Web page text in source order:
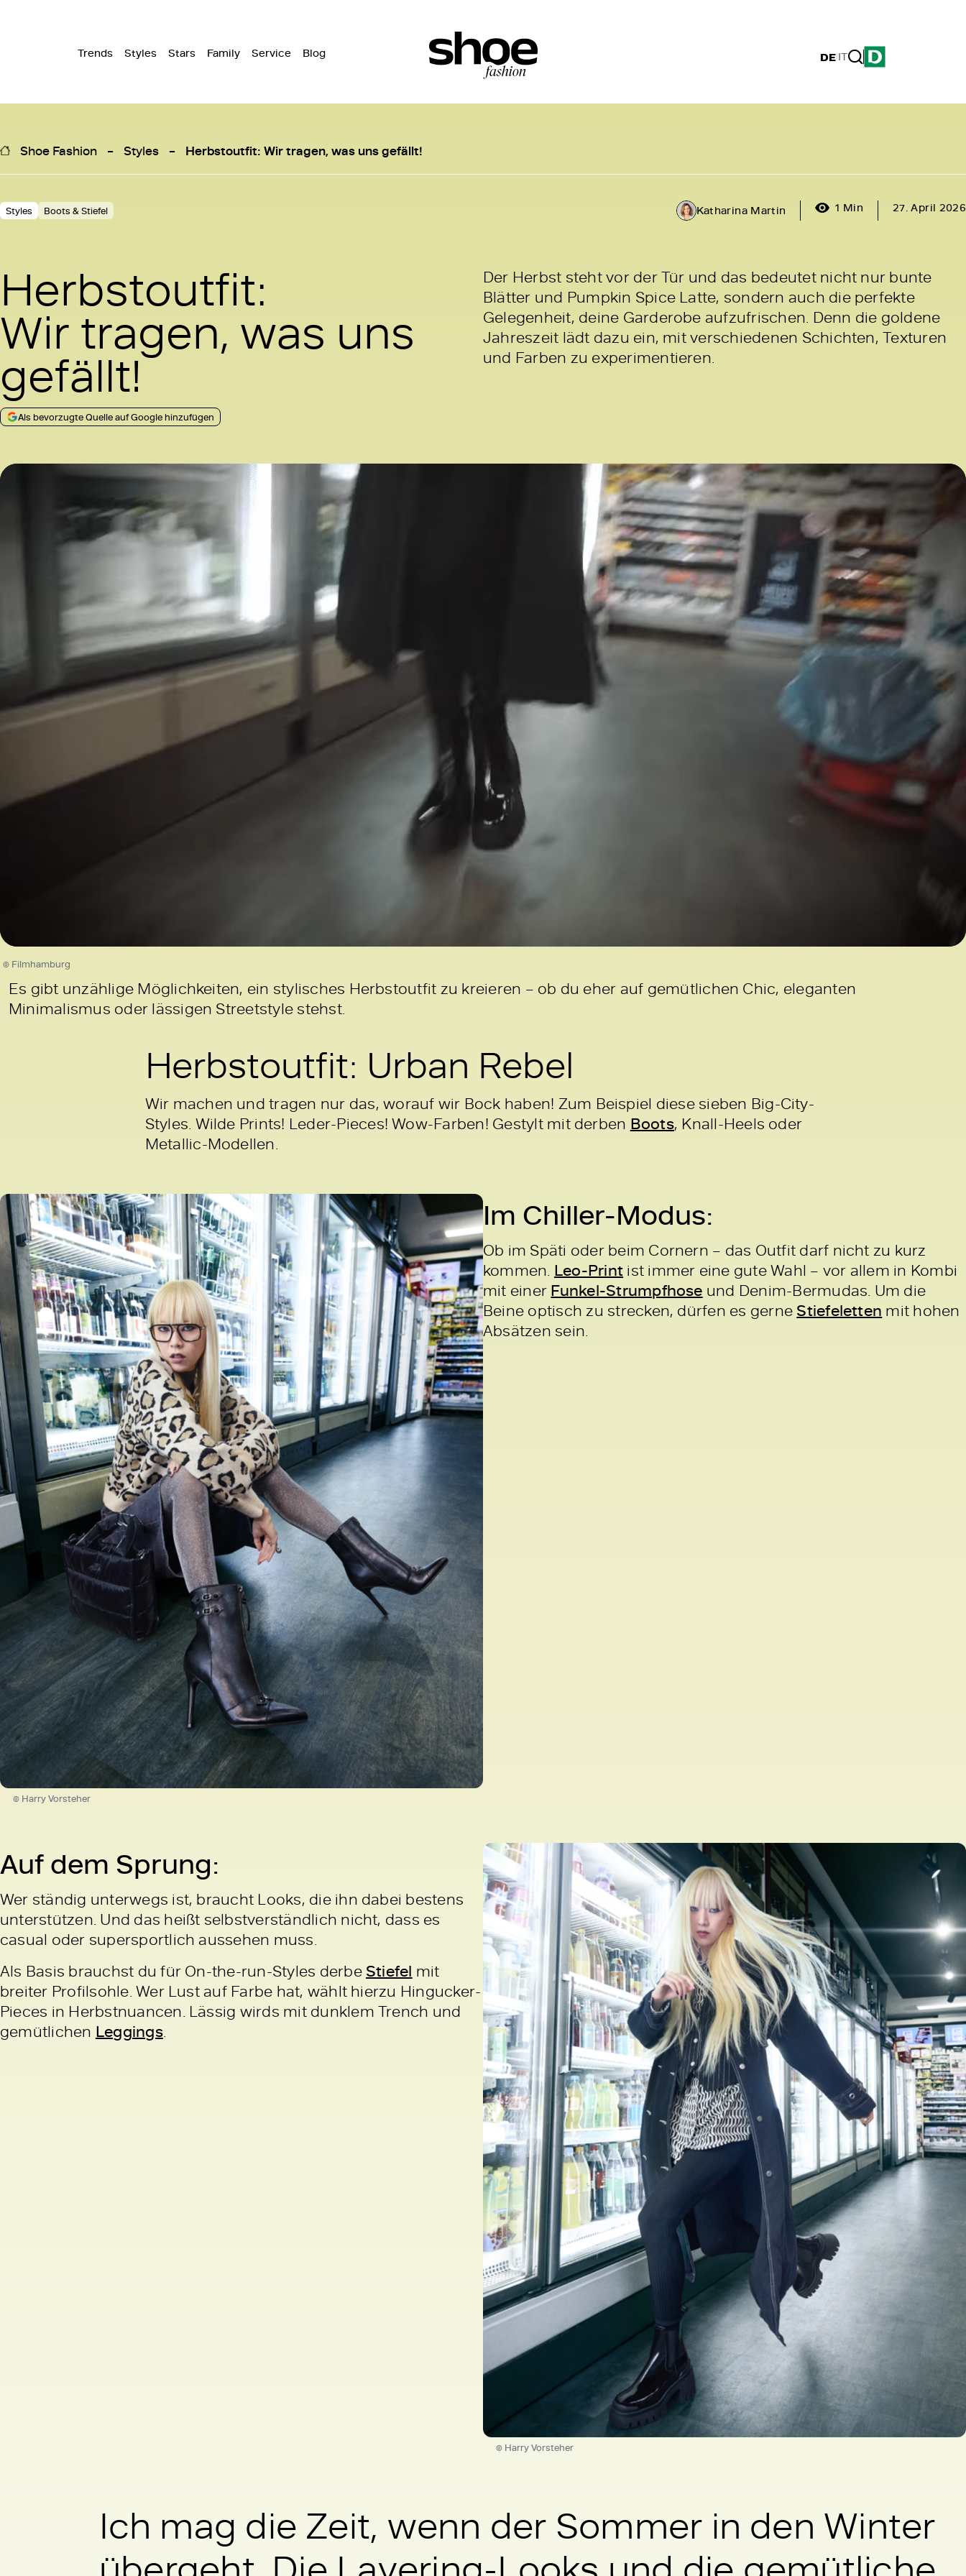
Trends Styles Stars Family Service Blog DE|IT
Shoe Fashion Styles Herbstoutfit: Wir tragen, was uns gefällt!
Styles Boots & Stiefel Katharina Martin 1 Min 27. April 2026
Herbstoutfit:
Wir tragen, was uns
gefällt!
Als bevorzugte Quelle auf Google hinzufügen
Der Herbst steht vor der Tür und das bedeutet nicht nur bunte
Blätter und Pumpkin Spice Latte, sondern auch die perfekte
Gelegenheit, deine Garderobe aufzufrischen. Denn die goldene
Jahreszeit lädt dazu ein, mit verschiedenen Schichten, Texturen
und Farben zu experimentieren.
© Filmhamburg
Es gibt unzählige Möglichkeiten, ein stylisches Herbstoutfit zu kreieren – ob du eher auf gemütlichen Chic, eleganten
Minimalismus oder lässigen Streetstyle stehst.
Herbstoutfit: Urban Rebel
Wir machen und tragen nur das, worauf wir Bock haben! Zum Beispiel diese sieben Big-City-
Styles. Wilde Prints! Leder-Pieces! Wow-Farben! Gestylt mit derben Boots, Knall-Heels oder
Metallic-Modellen.
© Harry Vorsteher
Im Chiller-Modus:
Ob im Späti oder beim Cornern – das Outfit darf nicht zu kurz
kommen. Leo-Print ist immer eine gute Wahl – vor allem in Kombi
mit einer Funkel-Strumpfhose und Denim-Bermudas. Um die
Beine optisch zu strecken, dürfen es gerne Stiefeletten mit hohen
Absätzen sein.
© Harry Vorsteher
Auf dem Sprung:
Wer ständig unterwegs ist, braucht Looks, die ihn dabei bestens
unterstützen. Und das heißt selbstverständlich nicht, dass es
casual oder supersportlich aussehen muss.
Als Basis brauchst du für On-the-run-Styles derbe Stiefel mit
breiter Profilsohle. Wer Lust auf Farbe hat, wählt hierzu Hingucker-
Pieces in Herbstnuancen. Lässig wirds mit dunklem Trench und
gemütlichen Leggings.
Ich mag die Zeit, wenn der Sommer in den Winter